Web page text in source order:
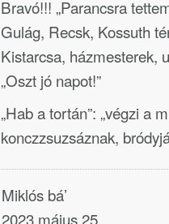
Bravó!!! „Parancsra
Gulág, Recsk, Kossuth
Kistarcsa, házmesterek,
„Oszt jó napot!”
„Hab a tortán”: „végzi a
konczzsuzsáznak,
Miklós bá’
2023 május 25